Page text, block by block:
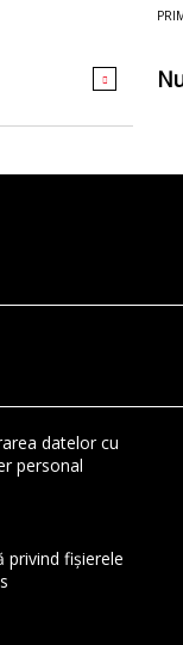
datelor cu
personal
privind fișierele